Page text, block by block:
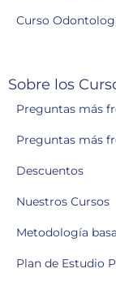
Curso
Sobre los
Preguntas más
Preguntas más
Descuentos
Nuestros Cursos
Metodología
Plan de Estudio